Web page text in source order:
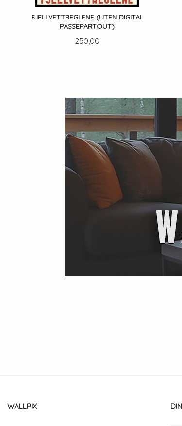
FJELLVETTREGLENE (UTEN DIGITAL
PASSEPARTOUT)
Pris
250,00
WALLPIX